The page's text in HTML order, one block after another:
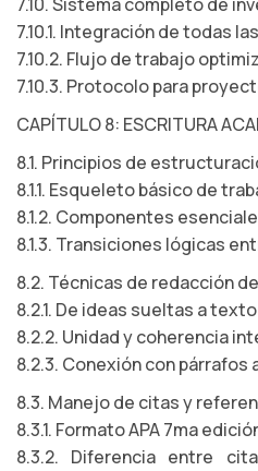
7.10.1. Integración de todas
7.10.2. Flujo de trabajo
7.10.3. Protocolo para
CAPÍTULO 8: ESCRITURA
8.1. Principios de
8.1.1. Esqueleto básico de
8.1.2. Componentes
8.1.3. Transiciones lógicas
8.2. Técnicas de redacción
8.2.1. De ideas sueltas a
8.2.2. Unidad y coherencia
8.2.3. Conexión con
8.3. Manejo de citas y
8.3.1. Formato APA 7ma
8.3.2. Diferencia entre